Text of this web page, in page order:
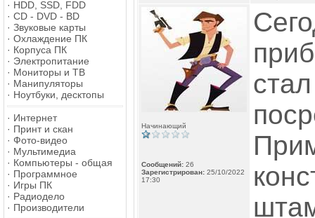
· HDD, SSD, FDD
· CD - DVD - BD
· Звуковые карты
· Охлаждение ПК
· Корпуса ПК
· Электропитание
· Мониторы и ТВ
· Манипуляторы
· Ноутбуки, десктопы
· Интернет
· Принт и скан
· Фото-видео
· Мультимедиа
· Компьютеры - общая
· Программное
· Игры ПК
· Радиодело
· Производители
Начинающий
Сообщений: 26
Зарегистрирован: 25/10/2022
17:30